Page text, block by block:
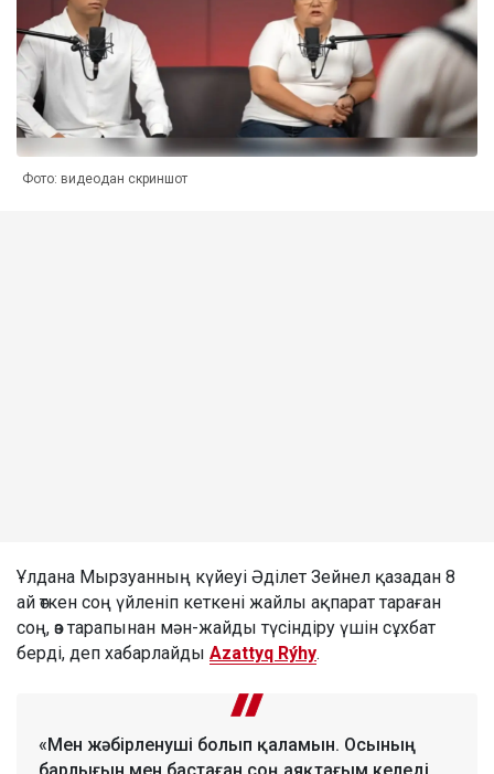
Фото: видеодан скриншот
Ұлдана Мырзуанның күйеуі Әділет Зейнел қазадан 8
ай өткен соң үйленіп кеткені жайлы ақпарат тараған
соң, өз тарапынан мән-жайды түсіндіру үшін сұхбат
берді, деп хабарлайды Azattyq Rýhy.
«Мен жәбірленуші болып қаламын. Осының